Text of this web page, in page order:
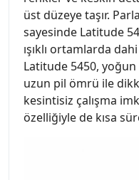
üst düzeye taşır.
sayesinde Latitude
ışıklı ortamlarda
Latitude 5450,
uzun pil ömrü ile
kesintisiz çalışma
özelliğiyle de kısa